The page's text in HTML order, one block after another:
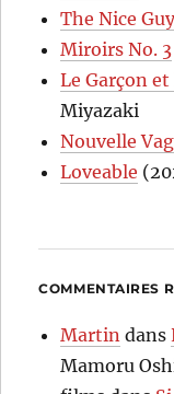
The Nice
Miroirs No. 3
Le Garçon
Miyazaki
Nouvelle
Loveable
COMMENTAIRES
Martin dans
Mamoru